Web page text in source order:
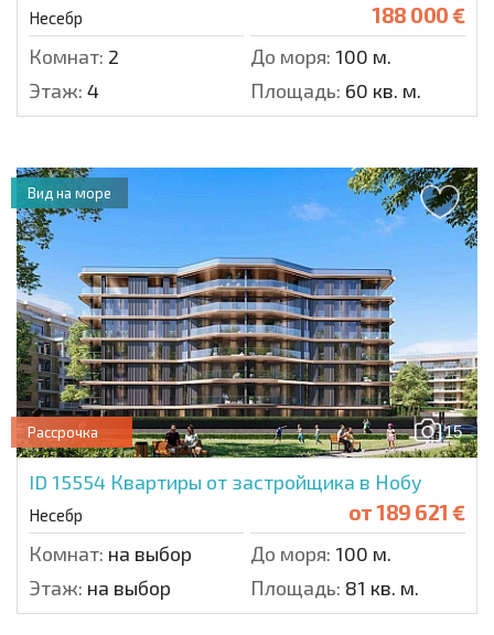
Несебр 188 000 €
Комнат: 2 До моря: 100 м.
Этаж: 4 Площадь: 60 кв. м.
15
Рассрочка
ID 15554 Квартиры от застройщика в Нобу
Несебр от189 621 €
Комнат: на выбор До моря: 100 м.
Этаж: на выбор Площадь: 81 кв. м.
Вид на море